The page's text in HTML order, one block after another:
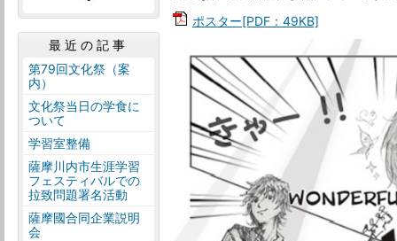
ポスター[PDF：49KB]
最近の記事
第79回文化祭（案
内）
文化祭当日の学食に
ついて
学習室整備
薩摩川内市生涯学習
フェスティバルでの
拉致問題署名活動
薩摩國合同企業説明
会